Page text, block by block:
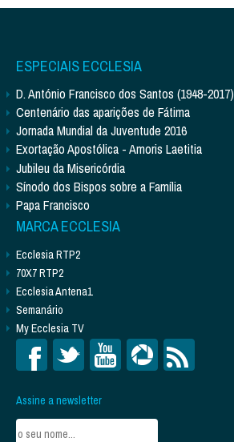
ESPECIAIS ECCLESIA
D. António Francisco dos Santos (1948-2017)
Centenário das aparições de Fátima
Jornada Mundial da Juventude 2016
Exortação Apostólica - Amoris Laetitia
Jubileu da Misericórdia
Sínodo dos Bispos sobre a Família
Papa Francisco
MARCA ECCLESIA
Ecclesia RTP2
70X7 RTP2
Ecclesia Antena1
Semanário
My Ecclesia TV
Assine a newsletter